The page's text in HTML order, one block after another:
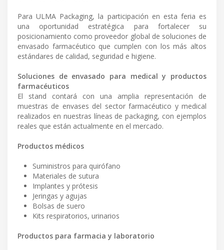
Para ULMA Packaging, la participación en esta feria es
una oportunidad estratégica para fortalecer su
posicionamiento como proveedor global de soluciones de
envasado farmacéutico que cumplen con los más altos
estándares de calidad, seguridad e higiene.
Soluciones de envasado para medical y productos
farmacéuticos
El stand contará con una amplia representación de
muestras de envases del sector farmacéutico y medical
realizados en nuestras líneas de packaging, con ejemplos
reales que están actualmente en el mercado.
Productos médicos
Suministros para quirófano
Materiales de sutura
Implantes y prótesis
Jeringas y agujas
Bolsas de suero
Kits respiratorios, urinarios
Productos para farmacia y laboratorio